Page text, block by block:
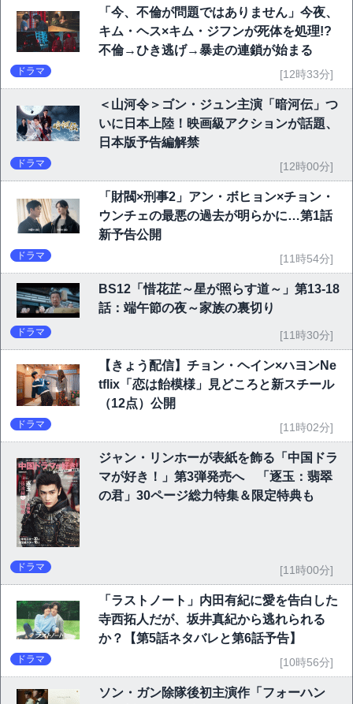
「今、不倫が問題ではありません」今夜、
キム・ヘス×キム・ジフンが死体を処理!?
不倫→ひき逃げ→暴走の連鎖が始まる
ドラマ [12時33分]
＜山河令＞ゴン・ジュン主演「暗河伝」つ
いに日本上陸！映画級アクションが話題、
日本版予告編解禁
ドラマ [12時00分]
「財閥×刑事2」アン・ボヒョン×チョン・
ウンチェの最悪の過去が明らかに…第1話
新予告公開
ドラマ [11時54分]
BS12「惜花芷～星が照らす道～」第13-18
話：端午節の夜～家族の裏切り
ドラマ [11時30分]
【きょう配信】チョン・ヘイン×ハヨンNe
tflix「恋は飴模様」見どころと新スチール
（12点）公開
ドラマ [11時02分]
ジャン・リンホーが表紙を飾る「中国ドラ
マが好き！」第3弾発売へ 「逐玉：翡翠
の君」30ページ総力特集＆限定特典も
ドラマ [11時00分]
「ラストノート」内田有紀に愛を告白した
寺西拓人だが、坂井真紀から逃れられる
か？【第5話ネタバレと第6話予告】
ドラマ [10時56分]
ソン・ガン除隊後初主演作「フォーハン